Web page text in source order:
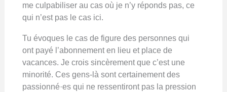
me culpabiliser au cas où je n’y réponds pas, ce
qui n’est pas le cas ici.
Tu évoques le cas de figure des personnes qui
ont payé l’abonnement en lieu et place de
vacances. Je crois sincèrement que c’est une
minorité. Ces gens-là sont certainement des
passionné·es qui ne ressentiront pas la pression